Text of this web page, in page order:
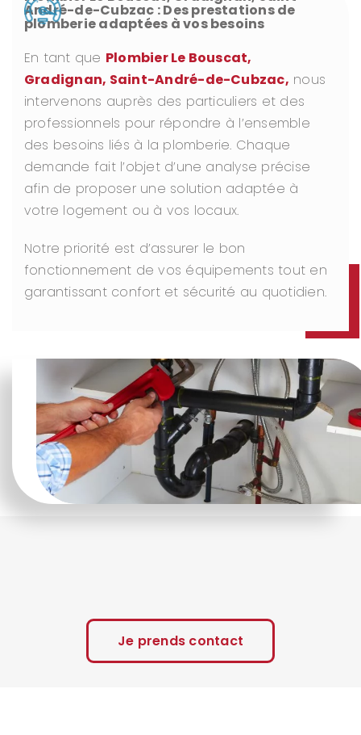
André-de-Cubzac : Des prestations de
plomberie adaptées à vos besoins
En tant que Plombier Le Bouscat,
Gradignan, Saint-André-de-Cubzac, nous
intervenons auprès des particuliers et des
professionnels pour répondre à l’ensemble
des besoins liés à la plomberie. Chaque
demande fait l’objet d’une analyse précise
afin de proposer une solution adaptée à
votre logement ou à vos locaux.
Notre priorité est d’assurer le bon
fonctionnement de vos équipements tout en
garantissant confort et sécurité au quotidien.
Je prends contact